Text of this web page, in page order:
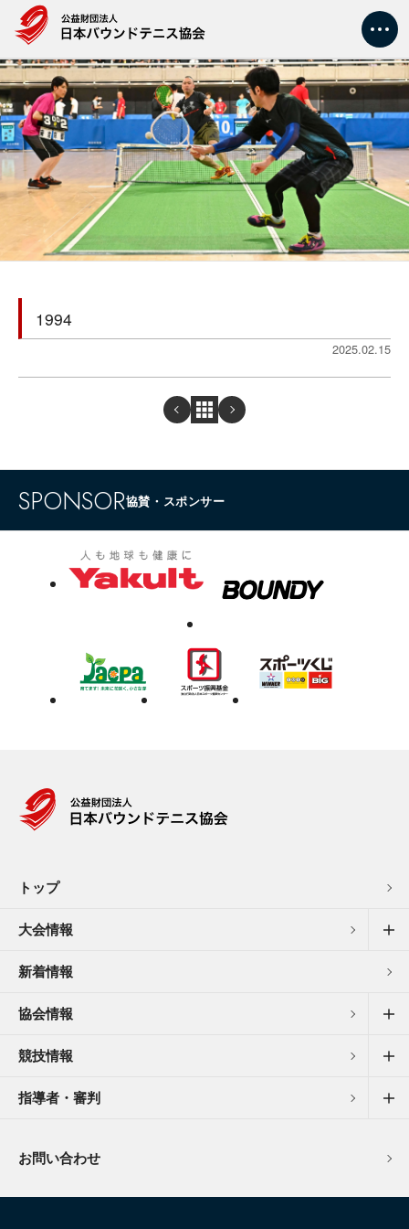
トップ
大会情報
協会情報
競技情報
1994
2025.02.15
SPONSOR協賛・スポンサー
トップ
大会情報
新着情報
協会情報
競技情報
指導者・審判
お問い合わせ